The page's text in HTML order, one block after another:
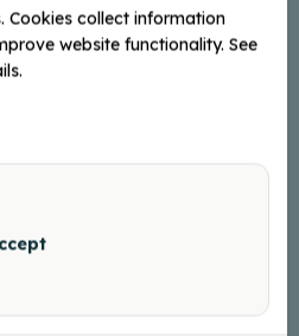
Cookies collect information
website functionality. See